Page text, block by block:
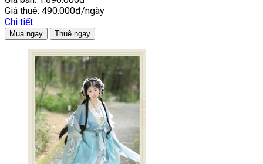
Giá thuê: 490.000đ/ngày
Chi tiết
Mua ngay Thuê ngay